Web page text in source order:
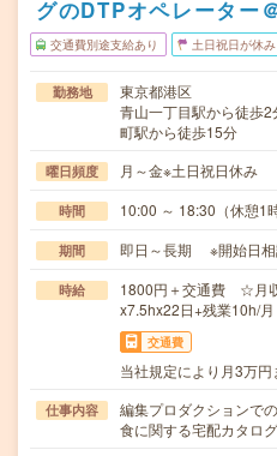
グのDTPオペレーター
交通費別途支給あり 土日祝日が休み
勤務地
東京都港区
青山一丁目駅から徒歩
町駅から徒歩15分
曜日頻度 月～金※土日祝日休み
時間 10:00 ～ 18:30（休憩1
期間 即日～長期 ※開始日
時給
1800円＋交通費 ☆月
x7.5hx22日+残業10h/月
交通費
当社規定により月3万円
仕事内容
編集プロダクションで
食に関する宅配カタロ